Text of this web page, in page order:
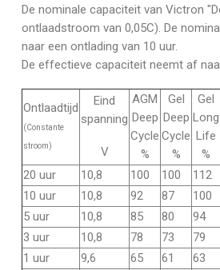
De nominale capaciteit van Victron
ontlaadstroom van 0,05C). De
naar een ontlading van 10 uur.
De effectieve capaciteit neemt af
Ontlaadtijd
(Constante
stroom)
Eind
spanning
V
AGM
Deep
Cycle
%
Gel
Deep
Cycle
%
Gel
Long
Life
%
20 uur
10,8 100 100
112
10 uur
10,8 92 87
100
5 uur
10,8 85 80
94
3 uur
10,8 78 73
79
1 uur
9,6 65 61
63